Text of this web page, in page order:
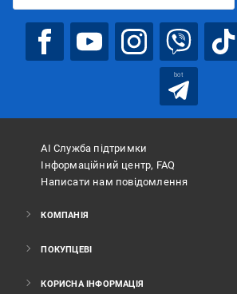
bot
АІ Служба підтримки
Інформаційний центр, FAQ
Написати нам повідомлення
КОМПАНІЯ
ПОКУПЦЕВІ
КОРИСНА ІНФОРМАЦІЯ